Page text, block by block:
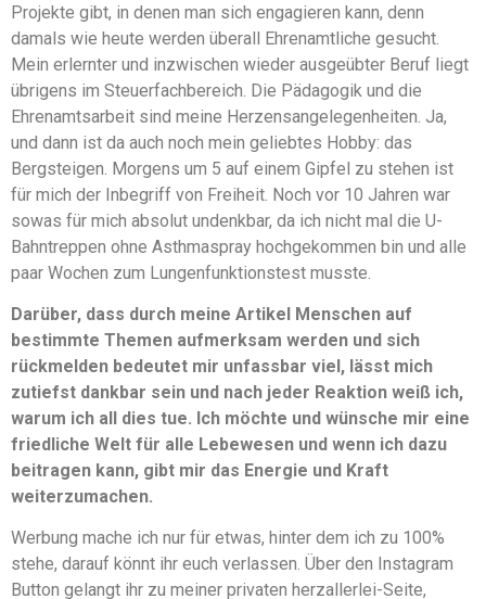
Projekte gibt, in denen man sich engagieren kann, denn
damals wie heute werden überall Ehrenamtliche gesucht.
Mein erlernter und inzwischen wieder ausgeübter Beruf liegt
übrigens im Steuerfachbereich. Die Pädagogik und die
Ehrenamtsarbeit sind meine Herzensangelegenheiten. Ja,
und dann ist da auch noch mein geliebtes Hobby: das
Bergsteigen. Morgens um 5 auf einem Gipfel zu stehen ist
für mich der Inbegriff von Freiheit. Noch vor 10 Jahren war
sowas für mich absolut undenkbar, da ich nicht mal die U-
Bahntreppen ohne Asthmaspray hochgekommen bin und alle
paar Wochen zum Lungenfunktionstest musste.
Darüber, dass durch meine Artikel Menschen auf
bestimmte Themen aufmerksam werden und sich
rückmelden bedeutet mir unfassbar viel, lässt mich
zutiefst dankbar sein und nach jeder Reaktion weiß ich,
warum ich all dies tue. Ich möchte und wünsche mir eine
friedliche Welt für alle Lebewesen und wenn ich dazu
beitragen kann, gibt mir das Energie und Kraft
weiterzumachen.
Werbung mache ich nur für etwas, hinter dem ich zu 100%
stehe, darauf könnt ihr euch verlassen. Über den Instagram
Button gelangt ihr zu meiner privaten herzallerlei-Seite,